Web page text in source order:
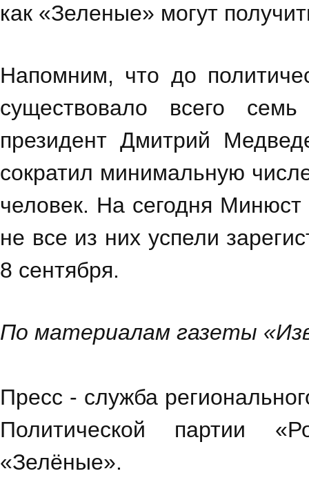
как «Зеленые» могут
Напомним, что до
существовало всего
президент Дмитрий
сократил минимальную
человек. На сегодня Минюст
не все из них успели
8 сентября.
По материалам газеты
Пресс - служба
Политической партии
«Зелёные».